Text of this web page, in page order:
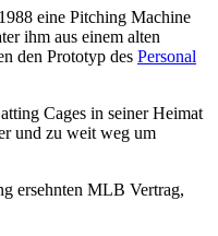
eine Pitching Machine
ihm aus einem alten
den Prototyp des Personal
Cages in seiner Heimat
und zu weit weg um
ersehnten MLB Vertrag,